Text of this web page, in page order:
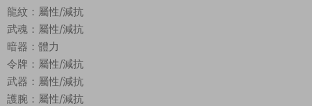
龍紋：屬性/減抗
武魂：屬性/減抗
暗器：體力
令牌：屬性/減抗
武器：屬性/減抗
護腕：屬性/減抗